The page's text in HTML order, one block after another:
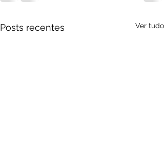
Posts recentes Ver tudo